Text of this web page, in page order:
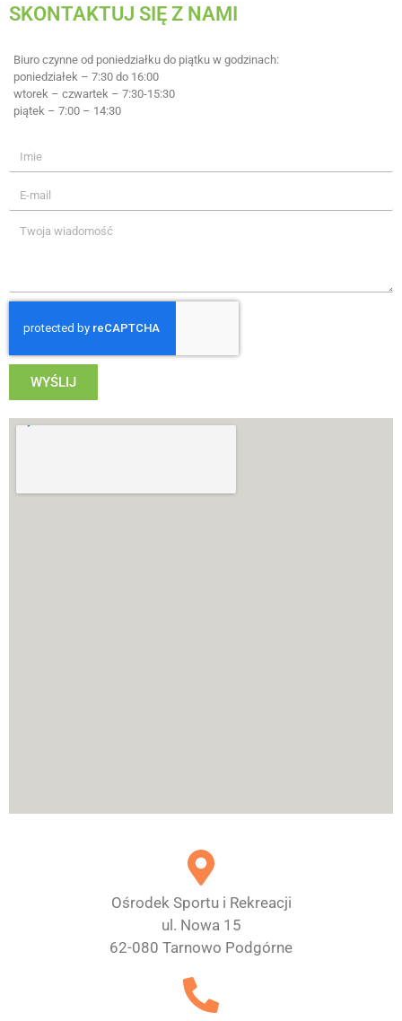
SKONTAKTUJ SIĘ Z NAMI
Biuro czynne od poniedziałku do piątku w godzinach:
poniedziałek – 7:30 do 16:00
wtorek – czwartek – 7:30-15:30
piątek – 7:00 – 14:30
WYŚLIJ
Ośrodek Sportu i Rekreacji
ul. Nowa 15
62-080 Tarnowo Podgórne